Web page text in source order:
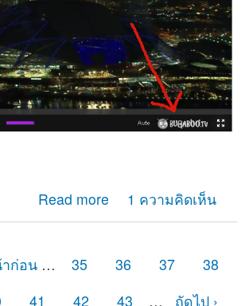
Read more
ใส่Videoแบบง่ายๆเหมือนเว็บดัง
1 ความคิดเห็น
าก่อน … 35 36 37
38
41 42 43 … ถัดไป ›